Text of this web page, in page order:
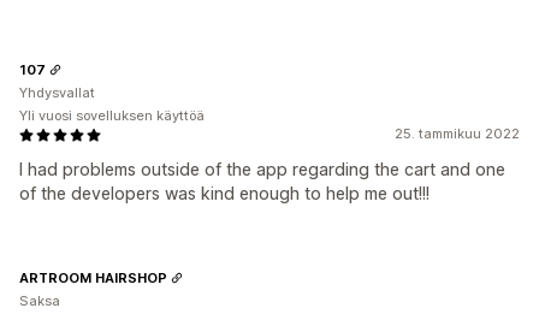
25. tammikuu 2022
I had problems outside of the app regarding the cart and one
of the developers was kind enough to help me out!!!
107
Yhdysvallat
Yli vuosi sovelluksen käyttöä
ARTROOM HAIRSHOP
Saksa